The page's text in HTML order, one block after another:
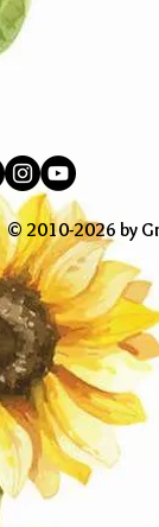
© 2010-2026 by